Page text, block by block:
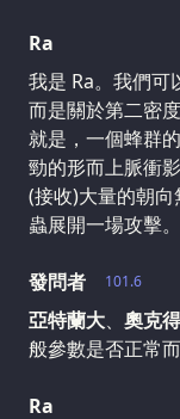
Ra
我是 Ra。我們可
而是關於第二密
就是，一個蜂群
勁的形而上脈衝
(接收)大量的朝
蟲展開一場攻擊。
101.6
發問者
亞特蘭大、 奧克
般參數是否正常
Ra